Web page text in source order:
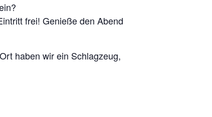
frei! Genieße den Abend
haben wir ein Schlagzeug,